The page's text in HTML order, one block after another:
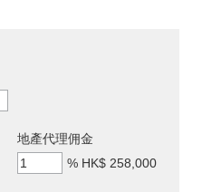
地產代理佣金
% HK$ 258,000